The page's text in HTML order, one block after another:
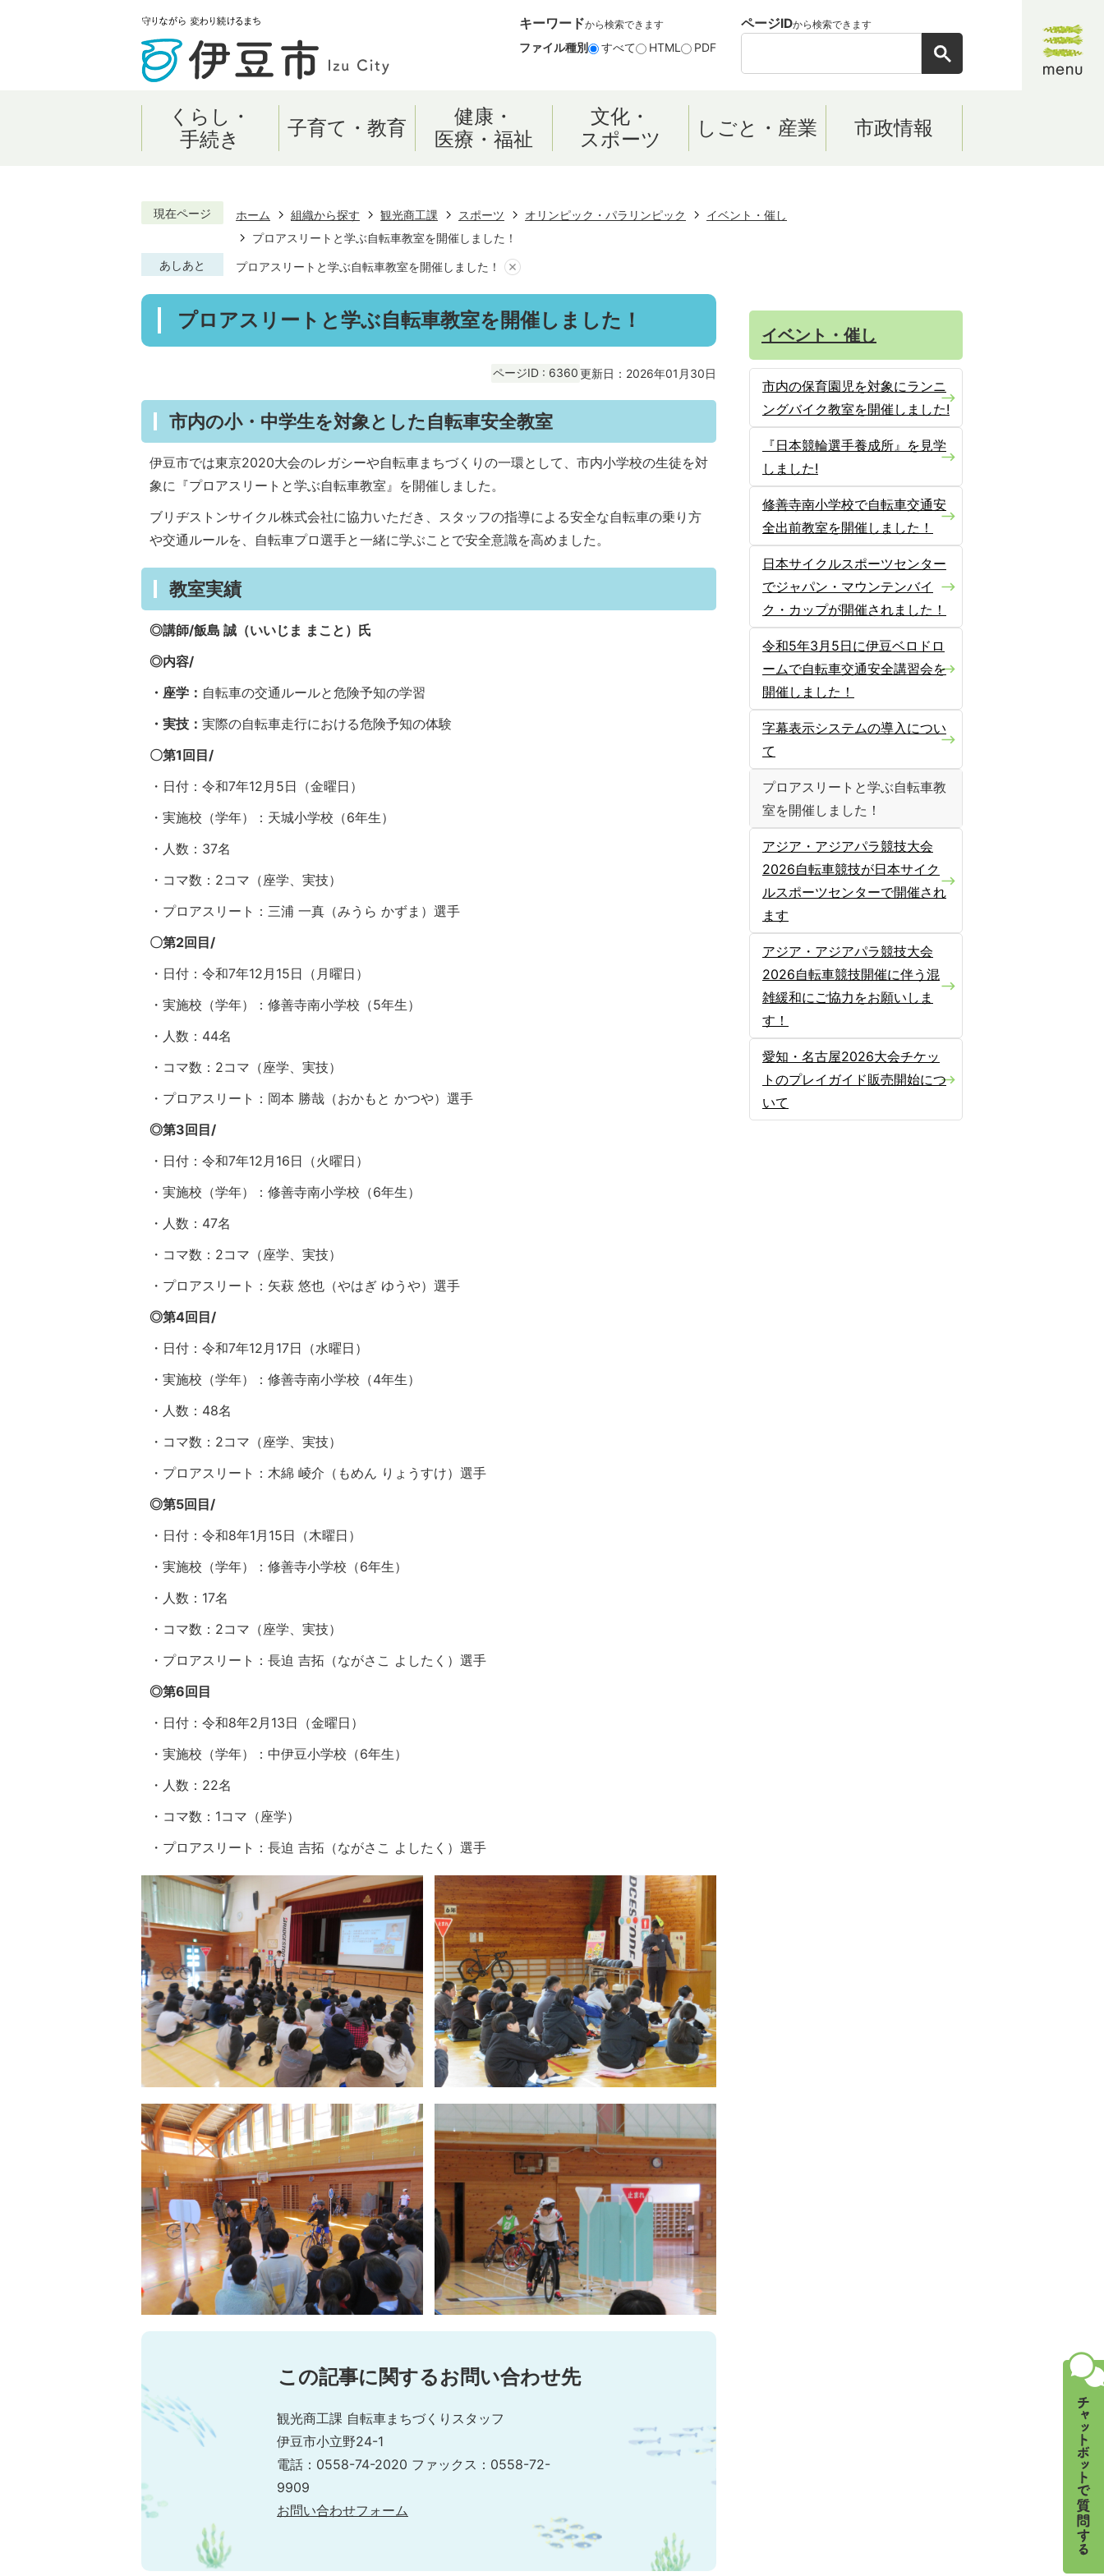
キーワードから検索できます
ファイル種別 すべて HTML PDF
ページIDから検索できます
くらし・
手続き
子育て・教育
健康・
医療・福祉
文化・
スポーツ
しごと・産業 市政情報
現在ページ ホーム 組織から探す 観光商工課 スポーツ オリンピック・パラリンピック
イベント・催し
プロアスリートと学ぶ自転車教室を開催しました！
あしあと
プロアスリートと学ぶ自転車教室を開催しました！
プロアスリートと学ぶ自転車教室を開催しました！
ページID : 6360更新日：2026年01月30日
市内の小・中学生を対象とした自転車安全教室
伊豆市では東京2020大会のレガシーや自転車まちづくりの一環として、市内小学校の生徒を対
象に『プロアスリートと学ぶ自転車教室』を開催しました。
ブリヂストンサイクル株式会社に協力いただき、スタッフの指導による安全な自転車の乗り方
や交通ルールを、自転車プロ選手と一緒に学ぶことで安全意識を高めました。
教室実績
◎講師/飯島 誠（いいじま まこと）氏
◎内容/
・座学： 自転車の交通ルールと危険予知の学習
・実技： 実際の自転車走行における危険予知の体験
〇第1回目/
・日付：令和7年12月5日（金曜日）
・実施校（学年）：天城小学校（6年生）
・人数：37名
・コマ数：2コマ（座学、実技）
・プロアスリート：三浦 一真（みうら かずま）選手
〇第2回目/
・日付：令和7年12月15日（月曜日）
・実施校（学年）：修善寺南小学校（5年生）
・人数：44名
・コマ数：2コマ（座学、実技）
・プロアスリート：岡本 勝哉（おかもと かつや）選手
◎第3回目/
・日付：令和7年12月16日（火曜日）
・実施校（学年）：修善寺南小学校（6年生）
・人数：47名
・コマ数：2コマ（座学、実技）
・プロアスリート：矢萩 悠也（やはぎ ゆうや）選手
◎第4回目/
・日付：令和7年12月17日（水曜日）
・実施校（学年）：修善寺南小学校（4年生）
・人数：48名
・コマ数：2コマ（座学、実技）
・プロアスリート：木綿 崚介（もめん りょうすけ）選手
◎第5回目/
・日付：令和8年1月15日（木曜日）
・実施校（学年）：修善寺小学校（6年生）
・人数：17名
・コマ数：2コマ（座学、実技）
・プロアスリート：長迫 吉拓（ながさこ よしたく）選手
◎第6回目
・日付：令和8年2月13日（金曜日）
・実施校（学年）：中伊豆小学校（6年生）
・人数：22名
・コマ数：1コマ（座学）
・プロアスリート：長迫 吉拓（ながさこ よしたく）選手
この記事に関するお問い合わせ先
観光商工課 自転車まちづくりスタッフ
伊豆市小立野24-1
電話：0558-74-2020 ファックス：0558-72-
9909
お問い合わせフォーム
イベント・催し
市内の保育園児を対象にランニ
ングバイク教室を開催しました!
『日本競輪選手養成所』を見学
しました!
修善寺南小学校で自転車交通安
全出前教室を開催しました！
日本サイクルスポーツセンター
でジャパン・マウンテンバイ
ク・カップが開催されました！
令和5年3月5日に伊豆ベロドロ
ームで自転車交通安全講習会を
開催しました！
字幕表示システムの導入につい
て
プロアスリートと学ぶ自転車教
室を開催しました！
アジア・アジアパラ競技大会
2026自転車競技が日本サイク
ルスポーツセンターで開催され
ます
アジア・アジアパラ競技大会
2026自転車競技開催に伴う混
雑緩和にご協力をお願いしま
す！
愛知・名古屋2026大会チケッ
トのプレイガイド販売開始につ
いて